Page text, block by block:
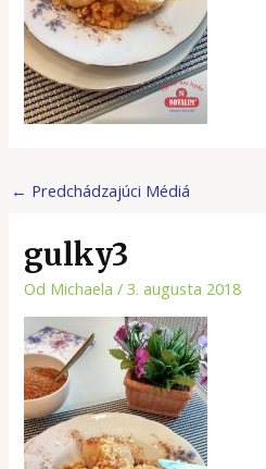
← Predchádzajúci Médiá
gulky3
Od Michaela/3. augusta 2018